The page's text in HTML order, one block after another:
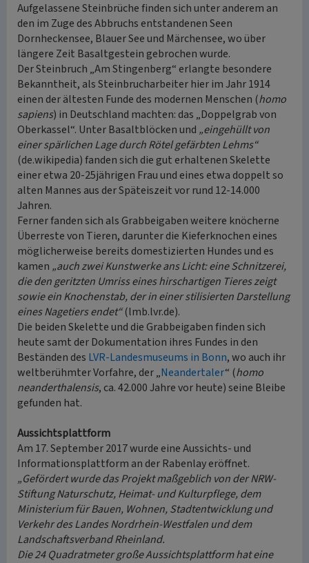
Aufgelassene Steinbrüche finden sich unter anderem an
den im Zuge des Abbruchs entstandenen Seen
Dornheckensee, Blauer See und Märchensee, wo über
längere Zeit Basaltgestein gebrochen wurde.
Der Steinbruch „Am Stingenberg“ erlangte besondere
Bekanntheit, als Steinbrucharbeiter hier im Jahr 1914
einen der ältesten Funde des modernen Menschen (homo
sapiens) in Deutschland machten: das „Doppelgrab von
Oberkassel“. Unter Basaltblöcken und „eingehüllt von
einer spärlichen Lage durch Rötel gefärbten Lehms“
(de.wikipedia) fanden sich die gut erhaltenen Skelette
einer etwa 20-25jährigen Frau und eines etwa doppelt so
alten Mannes aus der Späteiszeit vor rund 12-14.000
Jahren.
Ferner fanden sich als Grabbeigaben weitere knöcherne
Überreste von Tieren, darunter die Kieferknochen eines
möglicherweise bereits domestizierten Hundes und es
kamen „auch zwei Kunstwerke ans Licht: eine Schnitzerei,
die den geritzten Umriss eines hirschartigen Tieres zeigt
sowie ein Knochenstab, der in einer stilisierten Darstellung
eines Nagetiers endet“(lmb.lvr.de).
Die beiden Skelette und die Grabbeigaben finden sich
heute samt der Dokumentation ihres Fundes in den
Beständen des LVR-Landesmuseums in Bonn, wo auch ihr
weltberühmter Vorfahre, der „Neandertaler“ (homo
neanderthalensis, ca. 42.000 Jahre vor heute) seine Bleibe
gefunden hat.
Aussichtsplattform
Am 17. September 2017 wurde eine Aussichts- und
Informationsplattform an der Rabenlay eröffnet.
„Gefördert wurde das Projekt maßgeblich von der NRW-
Stiftung Naturschutz, Heimat- und Kulturpflege, dem
Ministerium für Bauen, Wohnen, Stadtentwicklung und
Verkehr des Landes Nordrhein-Westfalen und dem
Landschaftsverband Rheinland.
Die 24 Quadratmeter große Aussichtsplattform hat eine